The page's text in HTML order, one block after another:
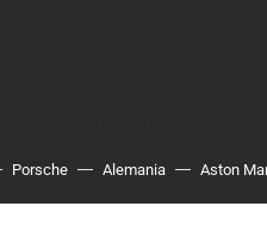
Porsche Alemania Aston